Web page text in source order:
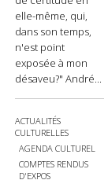
elle-même, qui,
dans son temps,
n'est point
exposée à mon
désaveu?" André...
ACTUALITÉS
CULTURELLES
AGENDA CULTUREL
COMPTES RENDUS
D'EXPOS